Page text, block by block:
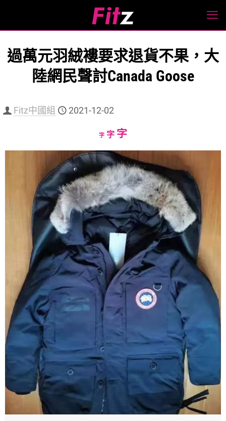
過萬元羽絨褸要求退貨不果，大
陸網民聲討Canada Goose
Fitz中國組 2021-12-02
字Decrease
size.
字Reset
size.
字Increase
size.